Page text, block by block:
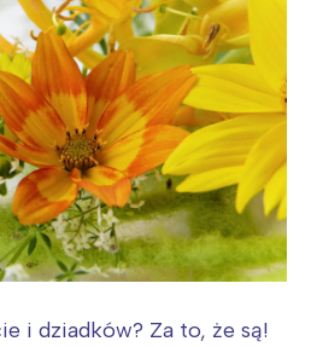
i dziadków? Za to, że są!